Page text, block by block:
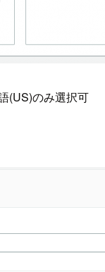
(US)のみ選択可